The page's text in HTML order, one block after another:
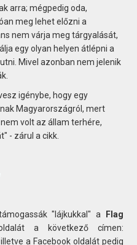
arra; mégpedig oda,
meg lehet előzni a
nem várja meg tárgyalását,
egy olyan helyen átlépni a
Mivel azonban nem jelenik
igénybe, hogy egy
Magyarországról, mert
volt az állam terhére,
- zárul a cikk.
"lájkukkal" a
Flag
a következő címen:
. illetve a Facebook oldalát pedig